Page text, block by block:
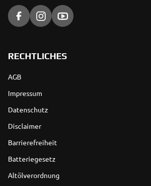
RECHTLICHES
AGB
Impressum
Datenschutz
Disclaimer
Barrierefreiheit
Batteriegesetz
Altölverordnung